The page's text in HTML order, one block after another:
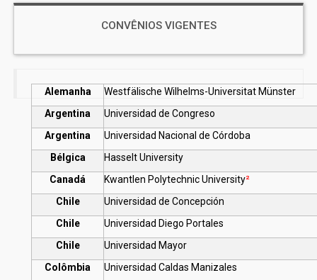
CONVÊNIOS VIGENTES
Alemanha
Westfälische Wilhelms-Universitat Münster
Argentina
Universidad de Congreso
Argentina
Universidad Nacional de Córdoba
Bélgica
Hasselt University
Canadá
Kwantlen Polytechnic University²
Chile
Universidad de Concepción
Chile
Universidad Diego Portales
Chile
Universidad Mayor
Colômbia
Universidad Caldas Manizales